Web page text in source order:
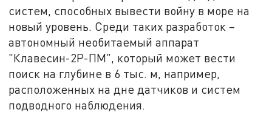
систем, способных вывести войну в море на
новый уровень. Среди таких разработок –
автономный необитаемый аппарат
"Клавесин-2Р-ПМ", который может вести
поиск на глубине в 6 тыс. м, например,
расположенных на дне датчиков и систем
подводного наблюдения.